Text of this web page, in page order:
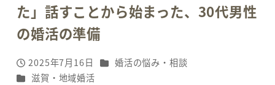
た」話すことから始まった、30代男性
の婚活の準備
投稿日
2025年7月16日 カテゴリー
婚活の悩み・相談
カテゴリー
滋賀・地域婚活